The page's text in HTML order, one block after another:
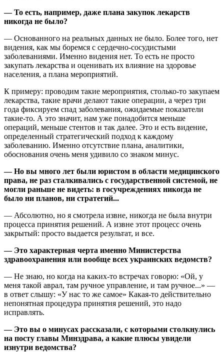
— То есть, например, даже плана закупок лекарств
никогда не было?
— Основанного на реальных данных не было. Более того, нет
видения, как мы боремся с сердечно-сосудистыми
заболеваниями. Именно видения нет. То есть не просто
закупать лекарства и оценивать их влияние на здоровье
населения, а плана мероприятий.
К примеру: проводим такие мероприятия, столько-то закупаем
лекарства, такие врачи делают такие операции, а через три
года фиксируем спад заболевания, ожидаемые показатели
такие-то. А это значит, нам уже понадобится меньше
операций, меньше стентов и так далее. Это и есть видение,
определенный стратегический подход к каждому
заболеванию. Именно отсутствие плана, аналитики,
обоснования очень меня удивило со знаком минус.
— Но вы много лет были юристом в области медицинского
права, не раз сталкивались с государственной системой, не
могли раньше не видеть: в госучреждениях никогда не
было ни планов, ни стратегий...
— Абсолютно, но я смотрела извне, никогда не была внутри
процесса принятия решений. А извне этот процесс очень
закрытый: просто выдается результат, и все.
— Это характерная черта именно Министерства
здравоохранения или вообще всех украинских ведомств?
— Не знаю, но когда на каких-то встречах говорю: «Ой, у
меня такой аврал, там ручное управление, и там ручное...» —
в ответ слышу: «У нас то же самое» Какая-то действительно
непонятная процедура принятия решений, это надо
исправлять.
— Это вы о минусах рассказали, с которыми столкнулись
на посту главы Минздрава, а какие плюсы увидели
изнутри ведомства?